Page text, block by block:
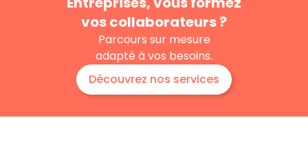
vos collaborateurs ?
Parcours sur mesure
adapté à vos besoins.
Découvrez nos services